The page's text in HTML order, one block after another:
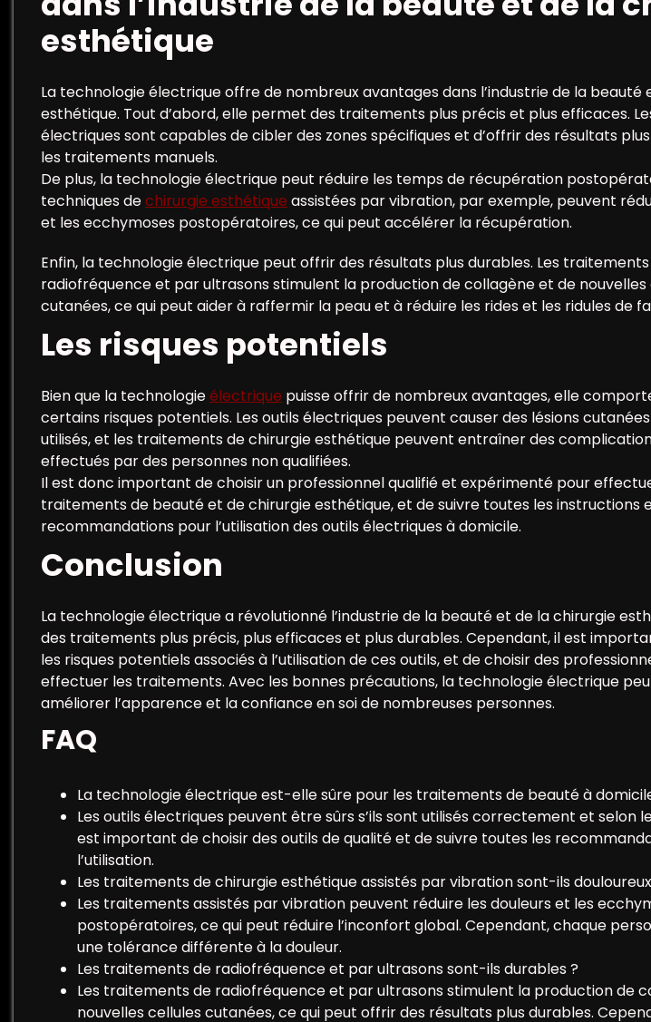
esthétique
La technologie électrique offre de nombreux avantages dans l’industrie de la beauté
esthétique. Tout d’abord, elle permet des traitements plus précis et plus efficaces.
électriques sont capables de cibler des zones spécifiques et d’offrir des résultats
les traitements manuels.
De plus, la technologie électrique peut réduire les temps de récupération
techniques dechirurgie esthétique assistées par vibration, par exemple, peuvent
et les ecchymoses postopératoires, ce qui peut accélérer la récupération.
Enfin, la technologie électrique peut offrir des résultats plus durables. Les
radiofréquence et par ultrasons stimulent la production de collagène et de nouvelles
cutanées, ce qui peut aider à raffermir la peau et à réduire les rides et les ridules de
Les risques potentiels
Bien que la technologieélectrique puisse offrir de nombreux avantages, elle
certains risques potentiels. Les outils électriques peuvent causer des lésions cutanées
utilisés, et les traitements de chirurgie esthétique peuvent entraîner des
effectués par des personnes non qualifiées.
Il est donc important de choisir un professionnel qualifié et expérimenté pour
traitements de beauté et de chirurgie esthétique, et de suivre toutes les instructions
recommandations pour l’utilisation des outils électriques à domicile.
Conclusion
La technologie électrique a révolutionné l’industrie de la beauté et de la chirurgie
des traitements plus précis, plus efficaces et plus durables. Cependant, il est
les risques potentiels associés à l’utilisation de ces outils, et de choisir des
effectuer les traitements. Avec les bonnes précautions, la technologie électrique
améliorer l’apparence et la confiance en soi de nombreuses personnes.
FAQ
La technologie électrique est-elle sûre pour les traitements de beauté à
Les outils électriques peuvent être sûrs s’ils sont utilisés correctement et selon
est important de choisir des outils de qualité et de suivre toutes les
l’utilisation.
Les traitements de chirurgie esthétique assistés par vibration sont-ils
Les traitements assistés par vibration peuvent réduire les douleurs et les
postopératoires, ce qui peut réduire l’inconfort global. Cependant, chaque
une tolérance différente à la douleur.
Les traitements de radiofréquence et par ultrasons sont-ils durables ?
Les traitements de radiofréquence et par ultrasons stimulent la production de
nouvelles cellules cutanées, ce qui peut offrir des résultats plus durables.